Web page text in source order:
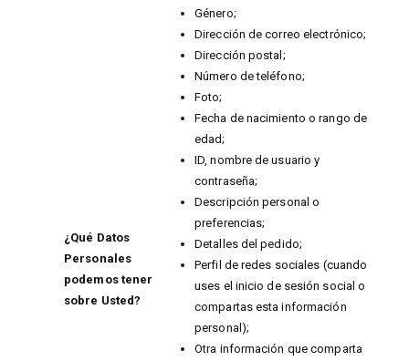
¿Qué Datos
Personales
podemos tener
sobre Usted?
Género;
Dirección de correo electrónico;
Dirección postal;
Número de teléfono;
Foto;
Fecha de nacimiento o rango de
edad;
ID, nombre de usuario y
contraseña;
Descripción personal o
preferencias;
Detalles del pedido;
Perfil de redes sociales (cuando
uses el inicio de sesión social o
compartas esta información
personal);
Otra información que comparta